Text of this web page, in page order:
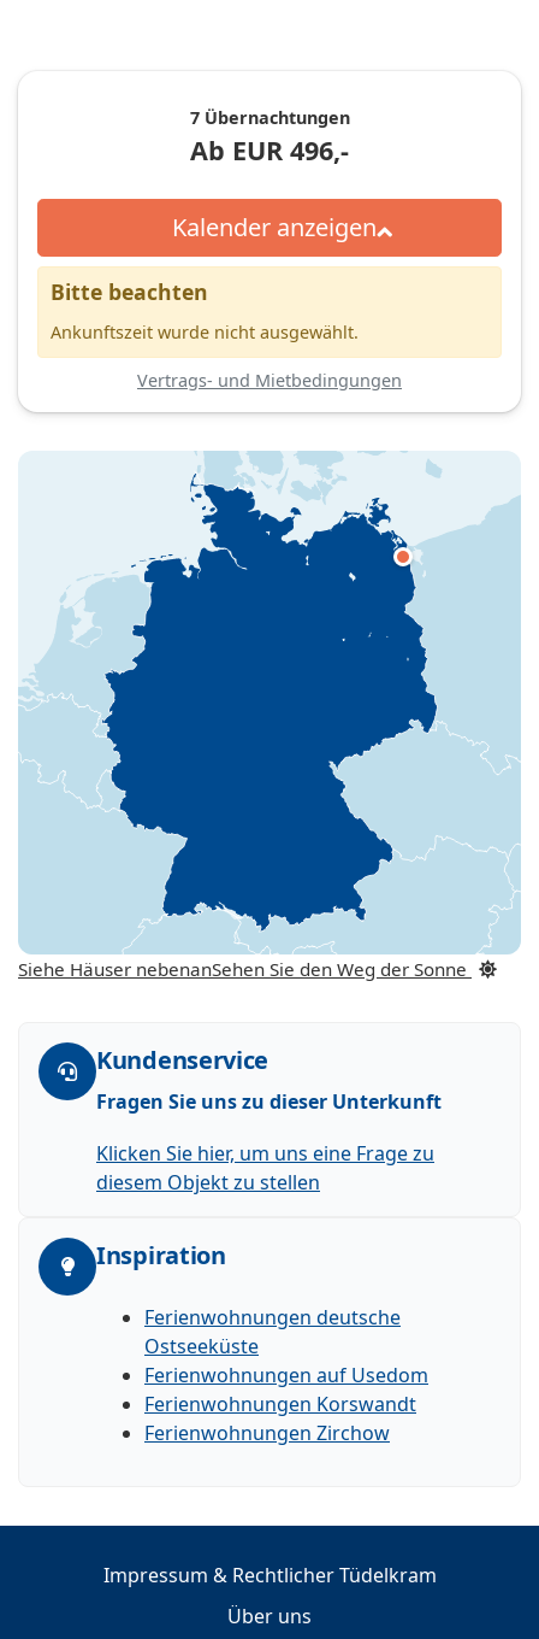
7 Übernachtungen
Ab EUR 496,-
Kalender anzeigen
Bitte beachten
Ankunftszeit wurde nicht ausgewählt.
Vertrags- und Mietbedingungen
Siehe Häuser nebenanSehen Sie den Weg der Sonne
Kundenservice
Fragen Sie uns zu dieser Unterkunft
Klicken Sie hier, um uns eine Frage zu
diesem Objekt zu stellen
Inspiration
Ferienwohnungen deutsche
Ostseeküste
Ferienwohnungen auf Usedom
Ferienwohnungen Korswandt
Ferienwohnungen Zirchow
Impressum & Rechtlicher Tüdelkram
Über uns